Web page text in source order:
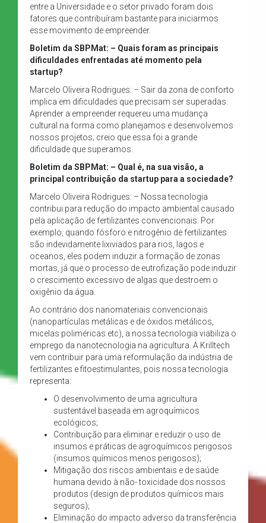
entre a Universidade e o setor privado foram dois
fatores que contribuíram bastante para iniciarmos
esse movimento de empreender.
Boletim da SBPMat: – Quais foram as principais
dificuldades enfrentadas até momento pela
startup?
Marcelo Oliveira Rodrigues: – Sair da zona de conforto
implica em dificuldades que precisam ser superadas.
Aprender a empreender requereu uma mudança
cultural na forma como planejamos e desenvolvemos
nossos projetos; creio que essa foi a grande
dificuldade que superamos.
Boletim da SBPMat: – Qual é, na sua visão, a
principal contribuição da startup para a sociedade?
Marcelo Oliveira Rodrigues: – Nossa tecnologia
contribui para redução do impacto ambiental causado
pela aplicação de fertilizantes convencionais. Por
exemplo, quando fósforo e nitrogênio de fertilizantes
são indevidamente lixiviados para rios, lagos e
oceanos, eles podem induzir a formação de zonas
mortas, já que o processo de eutrofização pode induzir
o crescimento excessivo de algas que destroem o
oxigênio da água.
Ao contrário dos nanomateriais convencionais
(nanopartículas metálicas e de óxidos metálicos,
micelas poliméricas etc), a nossa tecnologia viabiliza o
emprego da nanotecnologia na agricultura. A Krilltech
vem contribuir para uma reformulação da indústria de
fertilizantes e fitoestimulantes, pois nossa tecnologia
representa:
O desenvolvimento de uma agricultura
sustentável baseada em agroquímicos
ecológicos;
Contribuição para eliminar e reduzir o uso de
insumos e práticas de agroquímicos perigosos
(insumos químicos menos perigosos);
Mitigação dos riscos ambientais e de saúde
humana devido à não- toxicidade dos nossos
produtos (design de produtos químicos mais
seguros);
Eliminação do impacto adverso da transferência